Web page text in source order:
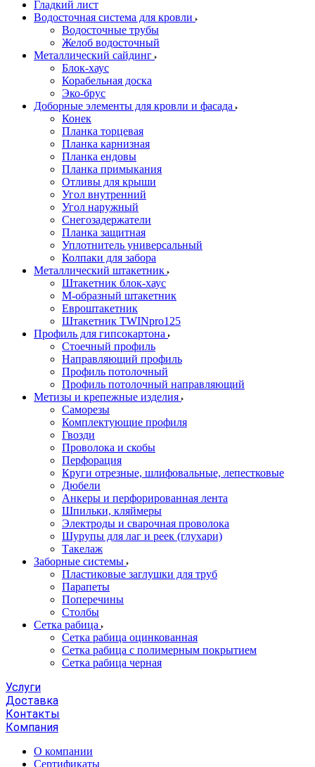
Гладкий лист
Водосточная система для кровли
Водосточные трубы
Желоб водосточный
Металлический сайдинг
Блок-хаус
Корабельная доска
Эко-брус
Доборные элементы для кровли и фасада
Конек
Планка торцевая
Планка карнизная
Планка ендовы
Планка примыкания
Отливы для крыши
Угол внутренний
Угол наружный
Снегозадержатели
Планка защитная
Уплотнитель универсальный
Колпаки для забора
Металлический штакетник
Штакетник блок-хаус
М-образный штакетник
Евроштакетник
Штакетник TWINpro125
Профиль для гипсокартона
Стоечный профиль
Направляющий профиль
Профиль потолочный
Профиль потолочный направляющий
Метизы и крепежные изделия
Саморезы
Комплектующие профиля
Гвозди
Проволока и скобы
Перфорация
Круги отрезные, шлифовальные, лепестковые
Дюбели
Анкеры и перфорированная лента
Шпильки, кляймеры
Электроды и сварочная проволока
Шурупы для лаг и реек (глухари)
Такелаж
Заборные системы
Пластиковые заглушки для труб
Парапеты
Поперечины
Столбы
Сетка рабица
Сетка рабица оцинкованная
Сетка рабица с полимерным покрытием
Сетка рабица черная
Услуги
Доставка
Контакты
Компания
О компании
Сертификаты